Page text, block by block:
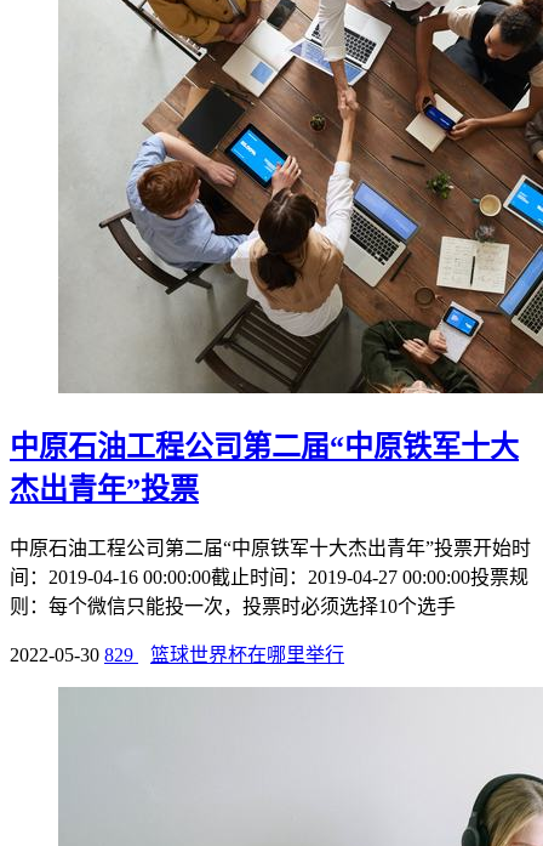
中原石油工程公司第二届“中原铁军十大
杰出青年”投票
中原石油工程公司第二届“中原铁军十大杰出青年”投票开始时
间：2019-04-16 00:00:00截止时间：2019-04-27 00:00:00投票规
则：每个微信只能投一次，投票时必须选择10个选手
2022-05-30 829 篮球世界杯在哪里举行